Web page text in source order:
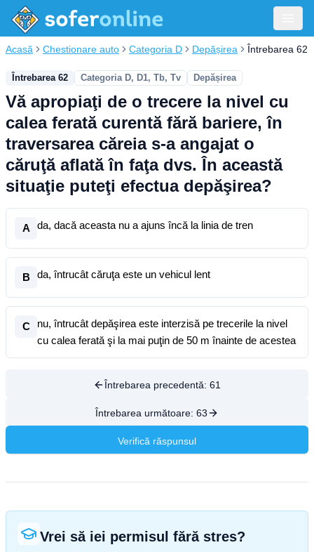
Acasă Chestionare auto Categoria D Depășirea Întrebarea 62
Întrebarea 62 Categoria D, D1, Tb, Tv Depășirea
Vă apropiaţi de o trecere la nivel cu
calea ferată curentă fără bariere, în
traversarea căreia s-a angajat o
căruţă aflată în faţa dvs. În această
situaţie puteţi efectua depăşirea?
A da, dacă aceasta nu a ajuns încă la linia de tren
B da, întrucât căruţa este un vehicul lent
C
nu, întrucât depăşirea este interzisă pe trecerile la nivel
cu calea ferată şi la mai puţin de 50 m înainte de acestea
Întrebarea precedentă: 61
Întrebarea următoare: 63
Verifică răspunsul
Vrei să iei permisul fără stres?